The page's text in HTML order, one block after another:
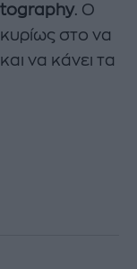
. Ο
στο να
να κάνει τα